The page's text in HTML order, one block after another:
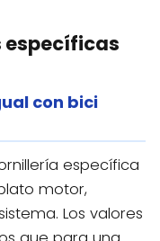
específicas
con bici
específica
motor,
Los valores